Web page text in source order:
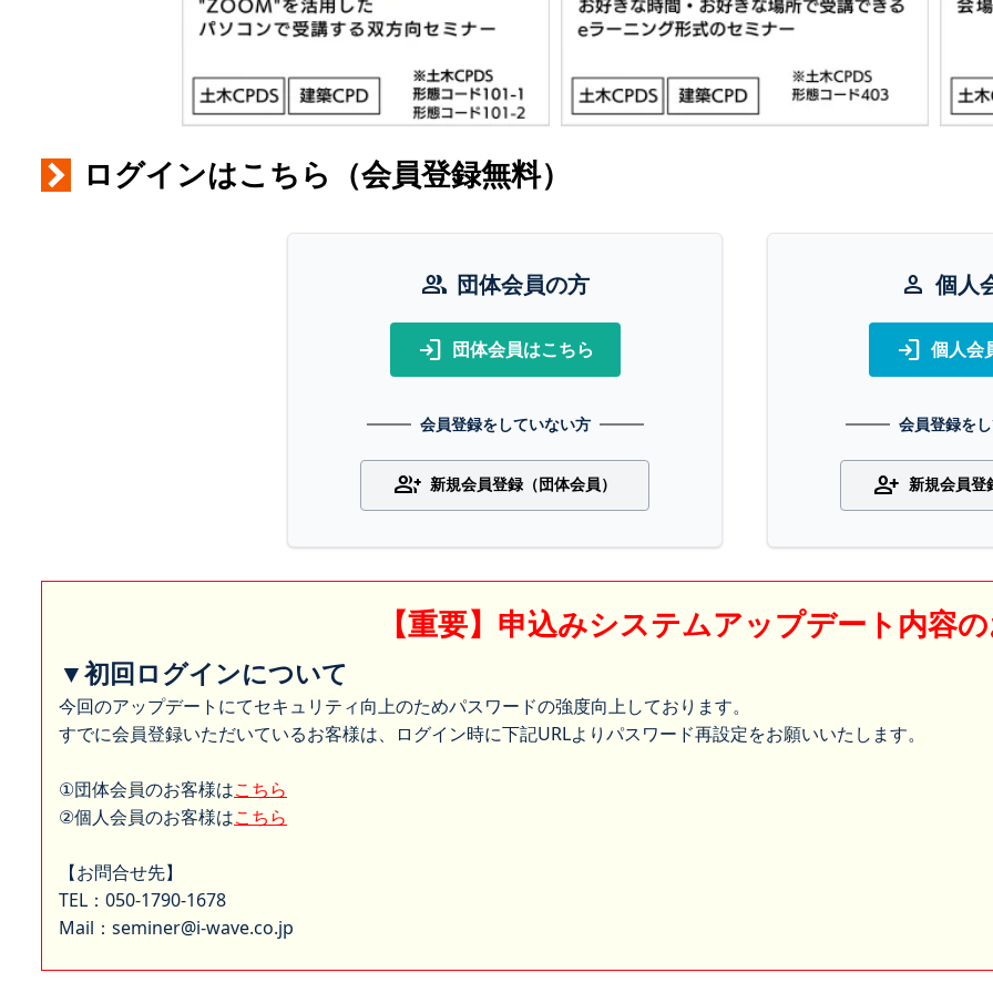
ログインはこちら（会員登録無料）
group 団体会員の方
login 団体会員はこちら
会員登録をしていない方
group_add 新規会員登録（団体会員）
person 個人
login 個人会
会員登録を
person_add 新規会員登
【重要】申込みシステムアップデート内容
▼初回ログインについて
今回のアップデートにてセキュリティ向上のためパスワードの強度向上しております。
すでに会員登録いただいているお客様は、ログイン時に下記URLよりパスワード再設定をお願いいたします。
①団体会員のお客様はこちら
②個人会員のお客様はこちら
【お問合せ先】
TEL：050-1790-1678
Mail：seminer@i-wave.co.jp